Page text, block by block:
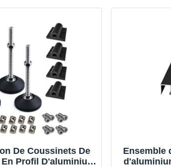
De Coussinets De
Profil D'aluminium
Ensemble